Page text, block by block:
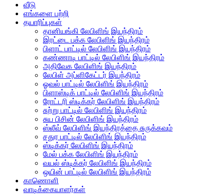
வீடு
எங்களை பற்றி
தயாரிப்புகள்
தானியங்கி லேபிளிங் இயந்திரம்
இரட்டை பக்க லேபிளிங் இயந்திரம்
பிளாட் பாட்டில் லேபிளிங் இயந்திரம்
கண்ணாடி பாட்டில் லேபிளிங் இயந்திரம்
அதிவேக லேபிளிங் இயந்திரம்
லேபிள் அப்ளிகேட்டர் இயந்திரம்
ஓவல் பாட்டில் லேபிளிங் இயந்திரம்
பிளாஸ்டிக் பாட்டில் லேபிளிங் இயந்திரம்
ரோட்டரி ஸ்டிக்கர் லேபிளிங் இயந்திரம்
சுற்று பாட்டில் லேபிளிங் இயந்திரம்
சுய பிசின் லேபிளிங் இயந்திரம்
ஸ்லீவ் லேபிளிங் இயந்திரத்தை சுருக்கவும்
சதுர பாட்டில் லேபிளிங் இயந்திரம்
ஸ்டிக்கர் லேபிளிங் இயந்திரம்
மேல் பக்க லேபிளிங் இயந்திரம்
வயல் ஸ்டிக்கர் லேபிளிங் இயந்திரம்
ஒயின் பாட்டில் லேபிளிங் இயந்திரம்
காணொளி
வாடிக்கையாளர்கள்